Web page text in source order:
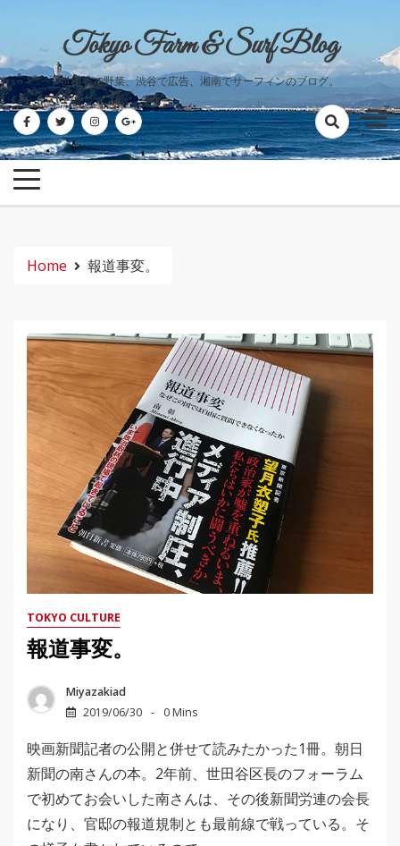
content
Tokyo Farm & Surf Blog
世田谷で野菜、渋谷で広告、湘南でサーフィンのブログ。
Home 報道事変。
TOKYO CULTURE
報道事変。
Miyazakiad
2019/06/30
0 Mins
映画新聞記者の公開と併せて読みたかった1冊。朝日
新聞の南さんの本。2年前、世田谷区長のフォーラム
で初めてお会いした南さんは、その後新聞労連の会長
になり、官邸の報道規制とも最前線で戦っている。そ